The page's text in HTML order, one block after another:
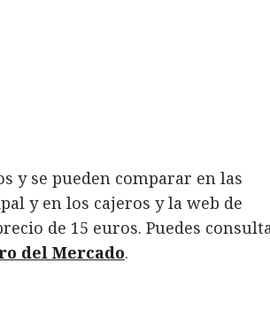
y se pueden comparar en las
y en los cajeros y la web de
de 15 euros. Puedes
del Mercado.